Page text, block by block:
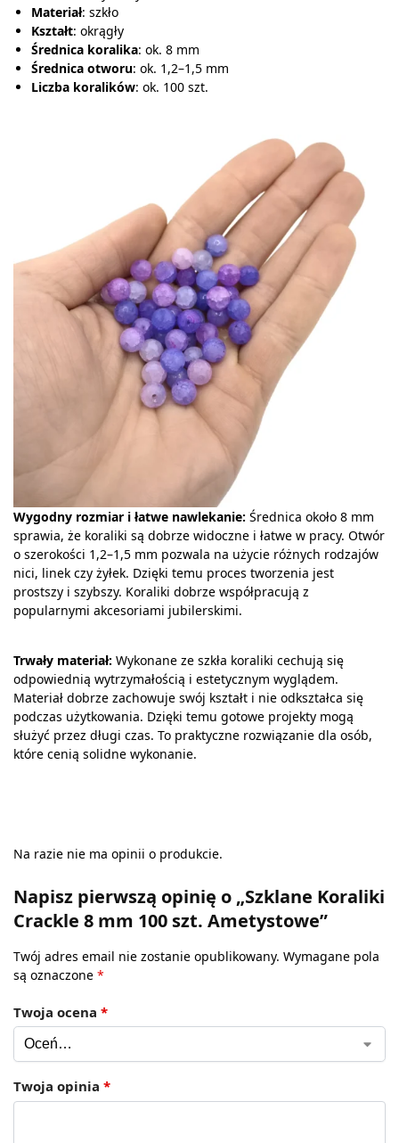
Materiał: szkło
Kształt: okrągły
Średnica koralika: ok. 8 mm
Średnica otworu: ok. 1,2–1,5 mm
Liczba koralików: ok. 100 szt.
Wygodny rozmiar i łatwe nawlekanie: Średnica około 8 mm
sprawia, że koraliki są dobrze widoczne i łatwe w pracy. Otwór
o szerokości 1,2–1,5 mm pozwala na użycie różnych rodzajów
nici, linek czy żyłek. Dzięki temu proces tworzenia jest
prostszy i szybszy. Koraliki dobrze współpracują z
popularnymi akcesoriami jubilerskimi.
Trwały materiał: Wykonane ze szkła koraliki cechują się
odpowiednią wytrzymałością i estetycznym wyglądem.
Materiał dobrze zachowuje swój kształt i nie odkształca się
podczas użytkowania. Dzięki temu gotowe projekty mogą
służyć przez długi czas. To praktyczne rozwiązanie dla osób,
które cenią solidne wykonanie.
Na razie nie ma opinii o produkcie.
Napisz pierwszą opinię o „Szklane Koraliki
Crackle 8 mm 100 szt. Ametystowe”
Twój adres email nie zostanie opublikowany. Wymagane pola
są oznaczone *
Twoja ocena *
Twoja opinia *